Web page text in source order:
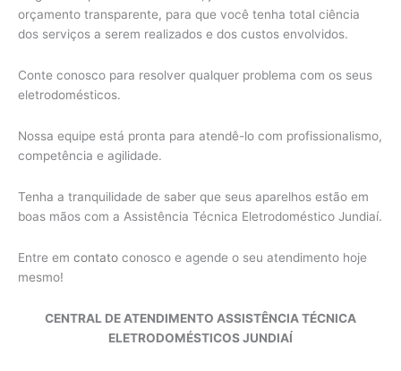
orçamento transparente, para que você tenha total ciência
dos serviços a serem realizados e dos custos envolvidos.
Conte conosco para resolver qualquer problema com os seus
eletrodomésticos.
Nossa equipe está pronta para atendê-lo com profissionalismo,
competência e agilidade.
Tenha a tranquilidade de saber que seus aparelhos estão em
boas mãos com a Assistência Técnica Eletrodoméstico Jundiaí.
Entre em contato conosco e agende o seu atendimento hoje
mesmo!
CENTRAL DE ATENDIMENTO ASSISTÊNCIA TÉCNICA
ELETRODOMÉSTICOS JUNDIAÍ